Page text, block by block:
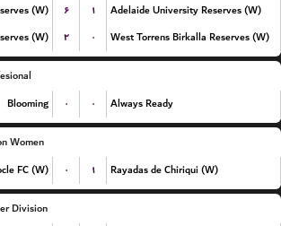
(W)
۶ ۱
Adelaide University Reserves (W)
(W)
۲ ۰ West Torrens Birkalla Reserves (W)
Blooming
۰ ۰ Always Ready
Women
FC (W)
۰ ۱ Rayadas de Chiriqui (W)
Division